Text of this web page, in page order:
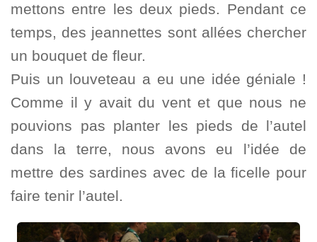
mettons entre les deux pieds. Pendant ce
temps, des jeannettes sont allées chercher
un bouquet de fleur.
Puis un louveteau a eu une idée géniale !
Comme il y avait du vent et que nous ne
pouvions pas planter les pieds de l’autel
dans la terre, nous avons eu l’idée de
mettre des sardines avec de la ficelle pour
faire tenir l’autel.